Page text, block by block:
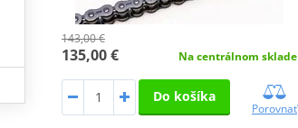
143,00 €
135,00 € Na centrálnom sklade
Do košíka
Porovnať